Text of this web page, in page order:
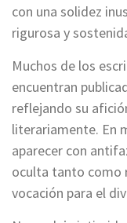
con una solidez
rigurosa y
Muchos de los
encuentran
reflejando su
literariamente. En
aparecer con
oculta tanto como
vocación para el